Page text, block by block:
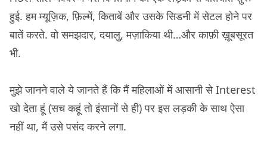
हुई. हम म्यूज़िक, फ़िल्में, किताबें और उसके सिडनी में सेटल होने पर
बातें करते. वो समझदार, दयालु, मज़ाकिया थी…और काफ़ी ख़ूबसूरत
भी.
मुझे जानने वाले ये जानते हैं कि मैं महिलाओं में आसानी से Interest
खो देता हूं (सच कहूं तो इंसानों से ही) पर इस लड़की के साथ ऐसा
नहीं था, मैं उसे पसंद करने लगा.